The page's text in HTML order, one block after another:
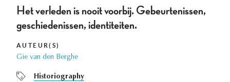
Het verleden is nooit voorbij. Gebeurtenissen,
geschiedenissen, identiteiten.
AUTEUR(S)
Gie van den Berghe
Historiography